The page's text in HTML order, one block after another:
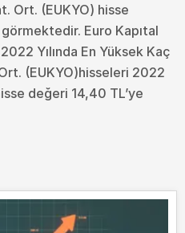
Ort. (EUKYO) hisse
Euro Kapıtal
Yılında En Yüksek Kaç
(EUKYO)hisseleri 2022
değeri 14,40 TL’ye